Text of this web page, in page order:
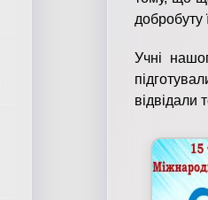
добробуту
Учні
відвідали